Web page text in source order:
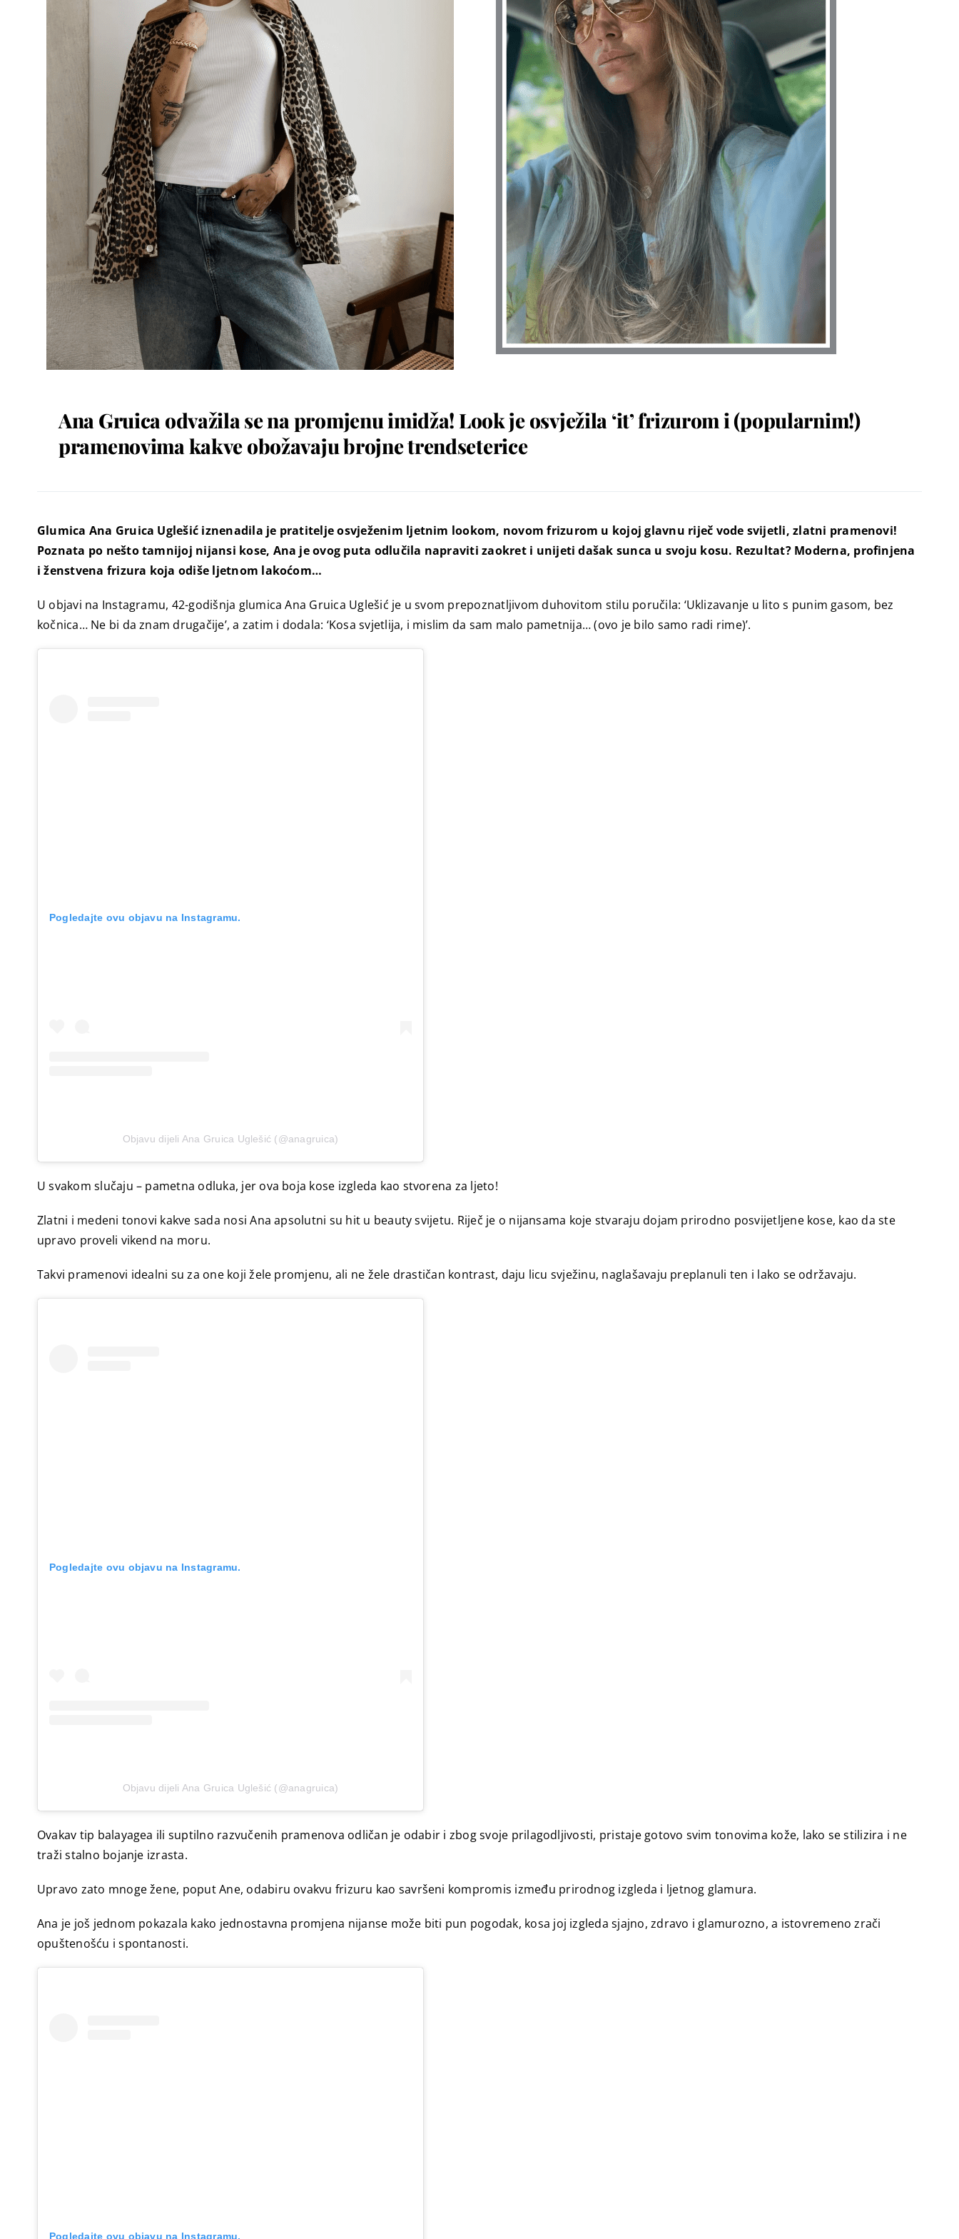
Ana Gruica odvažila se na promjenu imidža! Look je osvježila ‘it’ frizurom i (popularnim!)
pramenovima kakve obožavaju brojne trendseterice
Glumica Ana Gruica Uglešić iznenadila je pratitelje osvježenim ljetnim lookom, novom frizurom u kojoj glavnu riječ vode svijetli, zlatni pramenovi!
Poznata po nešto tamnijoj nijansi kose, Ana je ovog puta odlučila napraviti zaokret i unijeti dašak sunca u svoju kosu. Rezultat? Moderna, profinjena
i ženstvena frizura koja odiše ljetnom lakoćom…
U objavi na Instagramu, 42-godišnja glumica Ana Gruica Uglešić je u svom prepoznatljivom duhovitom stilu poručila: ‘Uklizavanje u lito s punim gasom, bez
kočnica… Ne bi da znam drugačije’, a zatim i dodala: ‘Kosa svjetlija, i mislim da sam malo pametnija… (ovo je bilo samo radi rime)’.
Pogledajte ovu objavu na Instagramu.
Objavu dijeli Ana Gruica Uglešić (@anagruica)
U svakom slučaju – pametna odluka, jer ova boja kose izgleda kao stvorena za ljeto!
Zlatni i medeni tonovi kakve sada nosi Ana apsolutni su hit u beauty svijetu. Riječ je o nijansama koje stvaraju dojam prirodno posvijetljene kose, kao da ste
upravo proveli vikend na moru.
Takvi pramenovi idealni su za one koji žele promjenu, ali ne žele drastičan kontrast, daju licu svježinu, naglašavaju preplanuli ten i lako se održavaju.
Pogledajte ovu objavu na Instagramu.
Objavu dijeli Ana Gruica Uglešić (@anagruica)
Ovakav tip balayagea ili suptilno razvučenih pramenova odličan je odabir i zbog svoje prilagodljivosti, pristaje gotovo svim tonovima kože, lako se stilizira i ne
traži stalno bojanje izrasta.
Upravo zato mnoge žene, poput Ane, odabiru ovakvu frizuru kao savršeni kompromis između prirodnog izgleda i ljetnog glamura.
Ana je još jednom pokazala kako jednostavna promjena nijanse može biti pun pogodak, kosa joj izgleda sjajno, zdravo i glamurozno, a istovremeno zrači
opuštenošću i spontanosti.
Pogledajte ovu objavu na Instagramu.